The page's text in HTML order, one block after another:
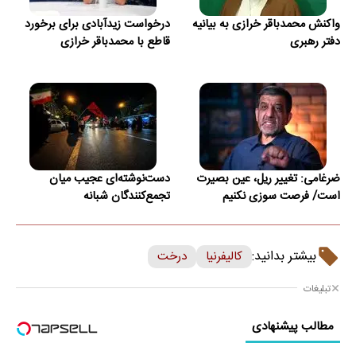
واکنش محمدباقر خرازی به بیانیه
دفتر رهبری
درخواست زیدآبادی برای برخورد
قاطع با محمدباقر خرازی
ضرغامی: تغییر ریل، عین بصیرت
است/ فرصت سوزی نکنیم
دست‌نوشته‌ای عجیب میان
تجمع‌کنندگان شبانه
بیشتر بدانید: کالیفرنیا درخت
تبلیغات
مطالب پیشنهادی